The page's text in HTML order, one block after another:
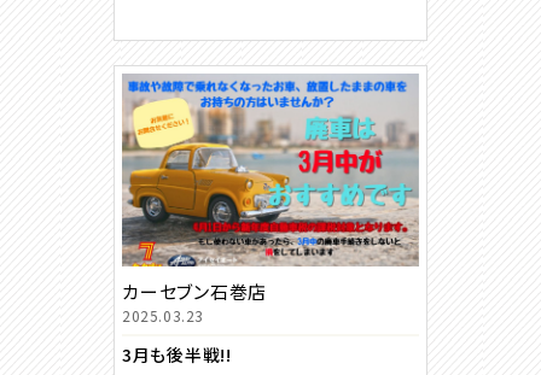
カーセブン石巻店
2025.03.23
3月も後半戦!!